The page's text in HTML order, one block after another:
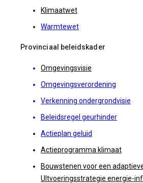
Klimaatwet
Warmtewet
Provinciaal beleidskader
Omgevingsvisie
Omgevingsverordening
Verkenning ondergrondvisie
Beleidsregel geurhinder
Actieplan geluid
Actieprogramma klimaat
Bouwstenen voor een
UItvoeringsstrategie energie-